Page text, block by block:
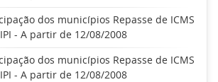
dos municípios Repasse de ICMS
- A partir de 12/08/2008
dos municípios Repasse de ICMS
- A partir de 12/08/2008